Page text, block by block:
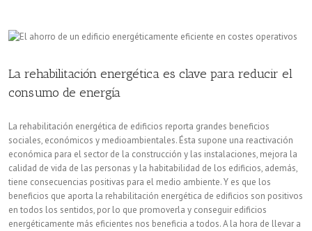
mercado
la
eficiencia
energética
La rehabilitación energética es clave para reducir el
consumo de energía
La rehabilitación energética de edificios reporta grandes beneficios
sociales, económicos y medioambientales. Ésta supone una reactivación
económica para el sector de la construcción y las instalaciones, mejora la
calidad de vida de las personas y la habitabilidad de los edificios, además,
tiene consecuencias positivas para el medio ambiente. Y es que los
beneficios que aporta la rehabilitación energética de edificios son positivos
en todos los sentidos, por lo que promoverla y conseguir edificios
energéticamente más eficientes nos beneficia a todos. A la hora de llevar a